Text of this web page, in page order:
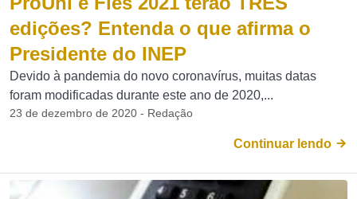
edições? Entenda o que afirma o
Presidente do INEP
Devido à pandemia do novo coronavírus, muitas datas
foram modificadas durante este ano de 2020,...
23 de dezembro de 2020 - Redação
Continuar lendo